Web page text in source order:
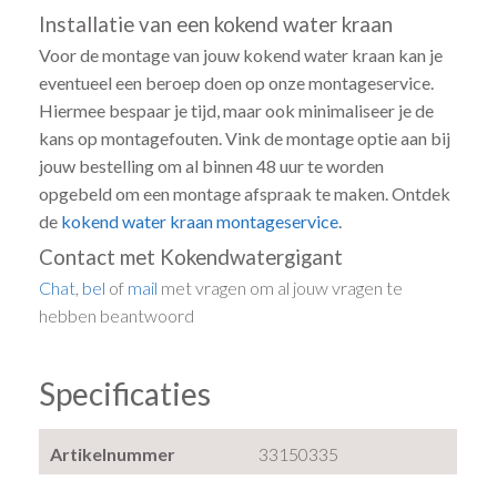
Installatie van een kokend water kraan
Voor de montage van jouw kokend water kraan kan je
eventueel een beroep doen op onze montageservice.
Hiermee bespaar je tijd, maar ook minimaliseer je de
kans op montagefouten. Vink de montage optie aan bij
jouw bestelling om al binnen 48 uur te worden
opgebeld om een montage afspraak te maken. Ontdek
de kokend water kraan montageservice.
Contact met Kokendwatergigant
Chat, bel of mail met vragen om al jouw vragen te
hebben beantwoord
Specificaties
Artikelnummer 33150335